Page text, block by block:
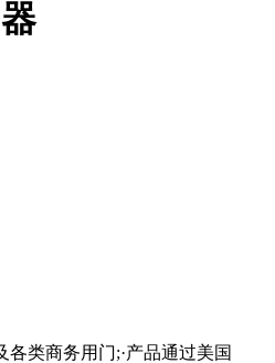
类商务用门;·产品通过美国